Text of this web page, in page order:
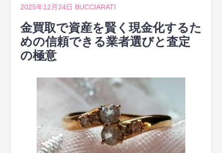
2025年12月24日 BUCCIARATI
金買取で資産を賢く現金化するた
めの信頼できる業者選びと査定
の極意